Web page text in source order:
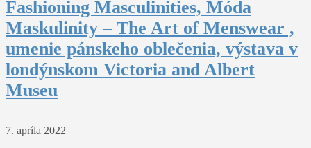
Fashioning Masculinities, Móda
Maskulinity – The Art of Menswear ,
umenie pánskeho oblečenia, výstava v
londýnskom Victoria and Albert
Museu
7. apríla 2022